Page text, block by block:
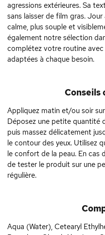
agressions extérieures. Sa
sans laisser de film gras.
calme, plus souple et
également notre sélection
complétez votre routine avec
adaptées à chaque besoin.
Conseils
Appliquez matin et/ou soir
Déposez une petite quantité
puis massez délicatement
le contour des yeux. Utilisez
le confort de la peau. En cas
de tester le produit sur une
régulière.
Aqua (Water), Cetearyl